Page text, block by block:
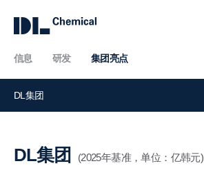
KOR ENG CHN
信息 研发 集团亮点
DL集团
亮
DL集团 (2025年基准，单位：亿韩元)